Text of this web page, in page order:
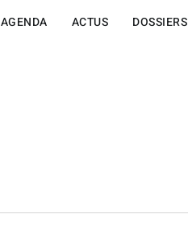
AGENDA ACTUS DOSSIERS